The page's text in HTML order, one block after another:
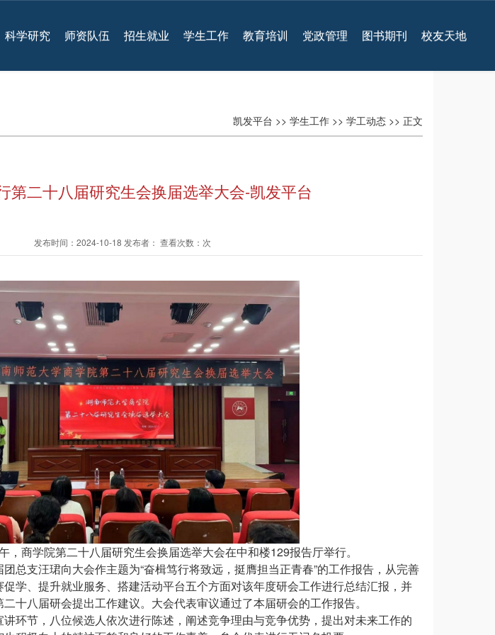
科学研究 师资队伍 招生就业 学生工作 教育培训 党政管理 图书期刊 校友天地
凯发平台 >> 学生工作 >> 学工动态 >> 正文
第二十八届研究生会换届选举大会-凯发平台
发布时间：2024-10-18 发布者： 查看次数：次
，商学院第二十八届研究生会换届选举大会在中和楼129报告厅举行。
总支汪珺向大会作主题为“奋楫笃行将致远，挺膺担当正青春”的工作报告，从完善
学、提升就业服务、搭建活动平台五个方面对该年度研会工作进行总结汇报，并
十八届研会提出工作建议。大会代表审议通过了本届研会的工作报告。
环节，八位候选人依次进行陈述，阐述竞争理由与竞争优势，提出对未来工作的